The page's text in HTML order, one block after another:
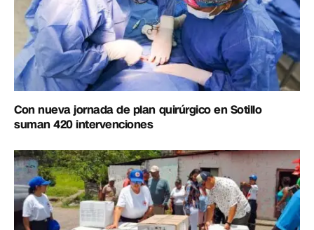
Con nueva jornada de plan quirúrgico en Sotillo
suman 420 intervenciones